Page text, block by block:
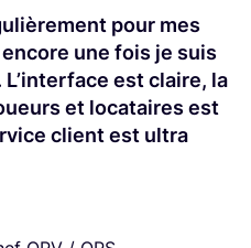
pour mes
une fois je suis
est claire, la
et locataires est
client est ultra